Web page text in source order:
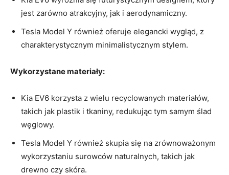
jest zarówno atrakcyjny, jak i aerodynamiczny.
Tesla Model Y również oferuje elegancki wygląd, z
charakterystycznym minimalistycznym stylem.
Wykorzystane materiały:
Kia EV6 korzysta z wielu recyclowanych materiałów,‍
takich jak plastik i ‌tkaniny, redukując tym samym ślad
węglowy.
Tesla Model Y również skupia⁣ się na zrównoważonym
⁤wykorzystaniu surowców naturalnych, takich jak
drewno czy skóra.